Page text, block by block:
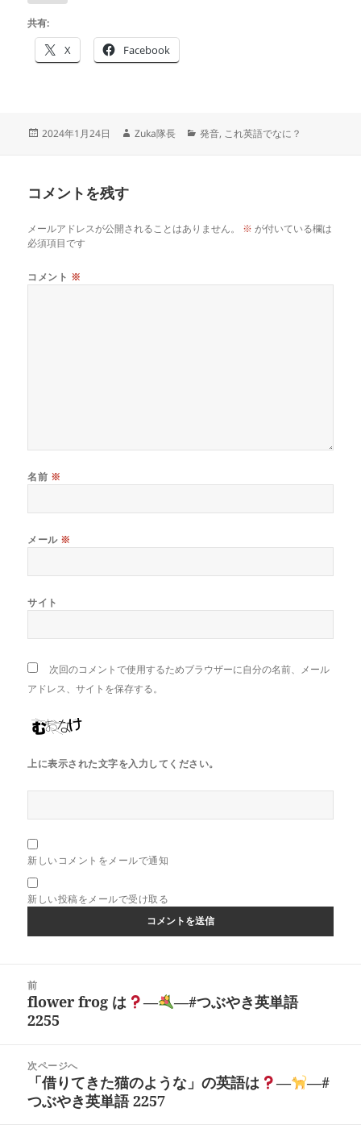
共有:
X Facebook
投
2024年1月24日
作
Zuka隊長
カ
発音, これ英語でなに？
コメントを残す
メールアドレスが公開されることはありません。 ※ が付いている欄は
必須項目です
コメント ※
名前 ※
メール ※
サイト
次回のコメントで使用するためブラウザーに自分の名前、メール
アドレス、サイトを保存する。
上に表示された文字を入力してください。
新しいコメントをメールで通知
新しい投稿をメールで受け取る
前
前
の
稿:
flower frog は ―
―#つぶやき英単語
2255
次ページへ
次
の
「借りてきた猫のような」の英語は ―
―#
つぶやき英単語 2257